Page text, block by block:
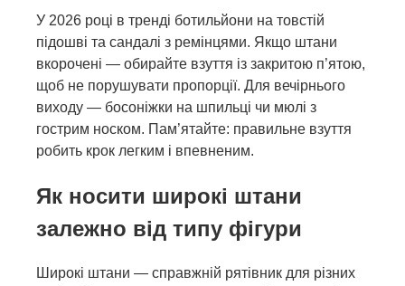
У 2026 році в тренді ботильйони на товстій
підошві та сандалі з ремінцями. Якщо штани
вкорочені — обирайте взуття із закритою п’ятою,
щоб не порушувати пропорції. Для вечірнього
виходу — босоніжки на шпильці чи мюлі з
гострим носком. Пам’ятайте: правильне взуття
робить крок легким і впевненим.
Як носити широкі штани
залежно від типу фігури
Широкі штани — справжній рятівник для різних